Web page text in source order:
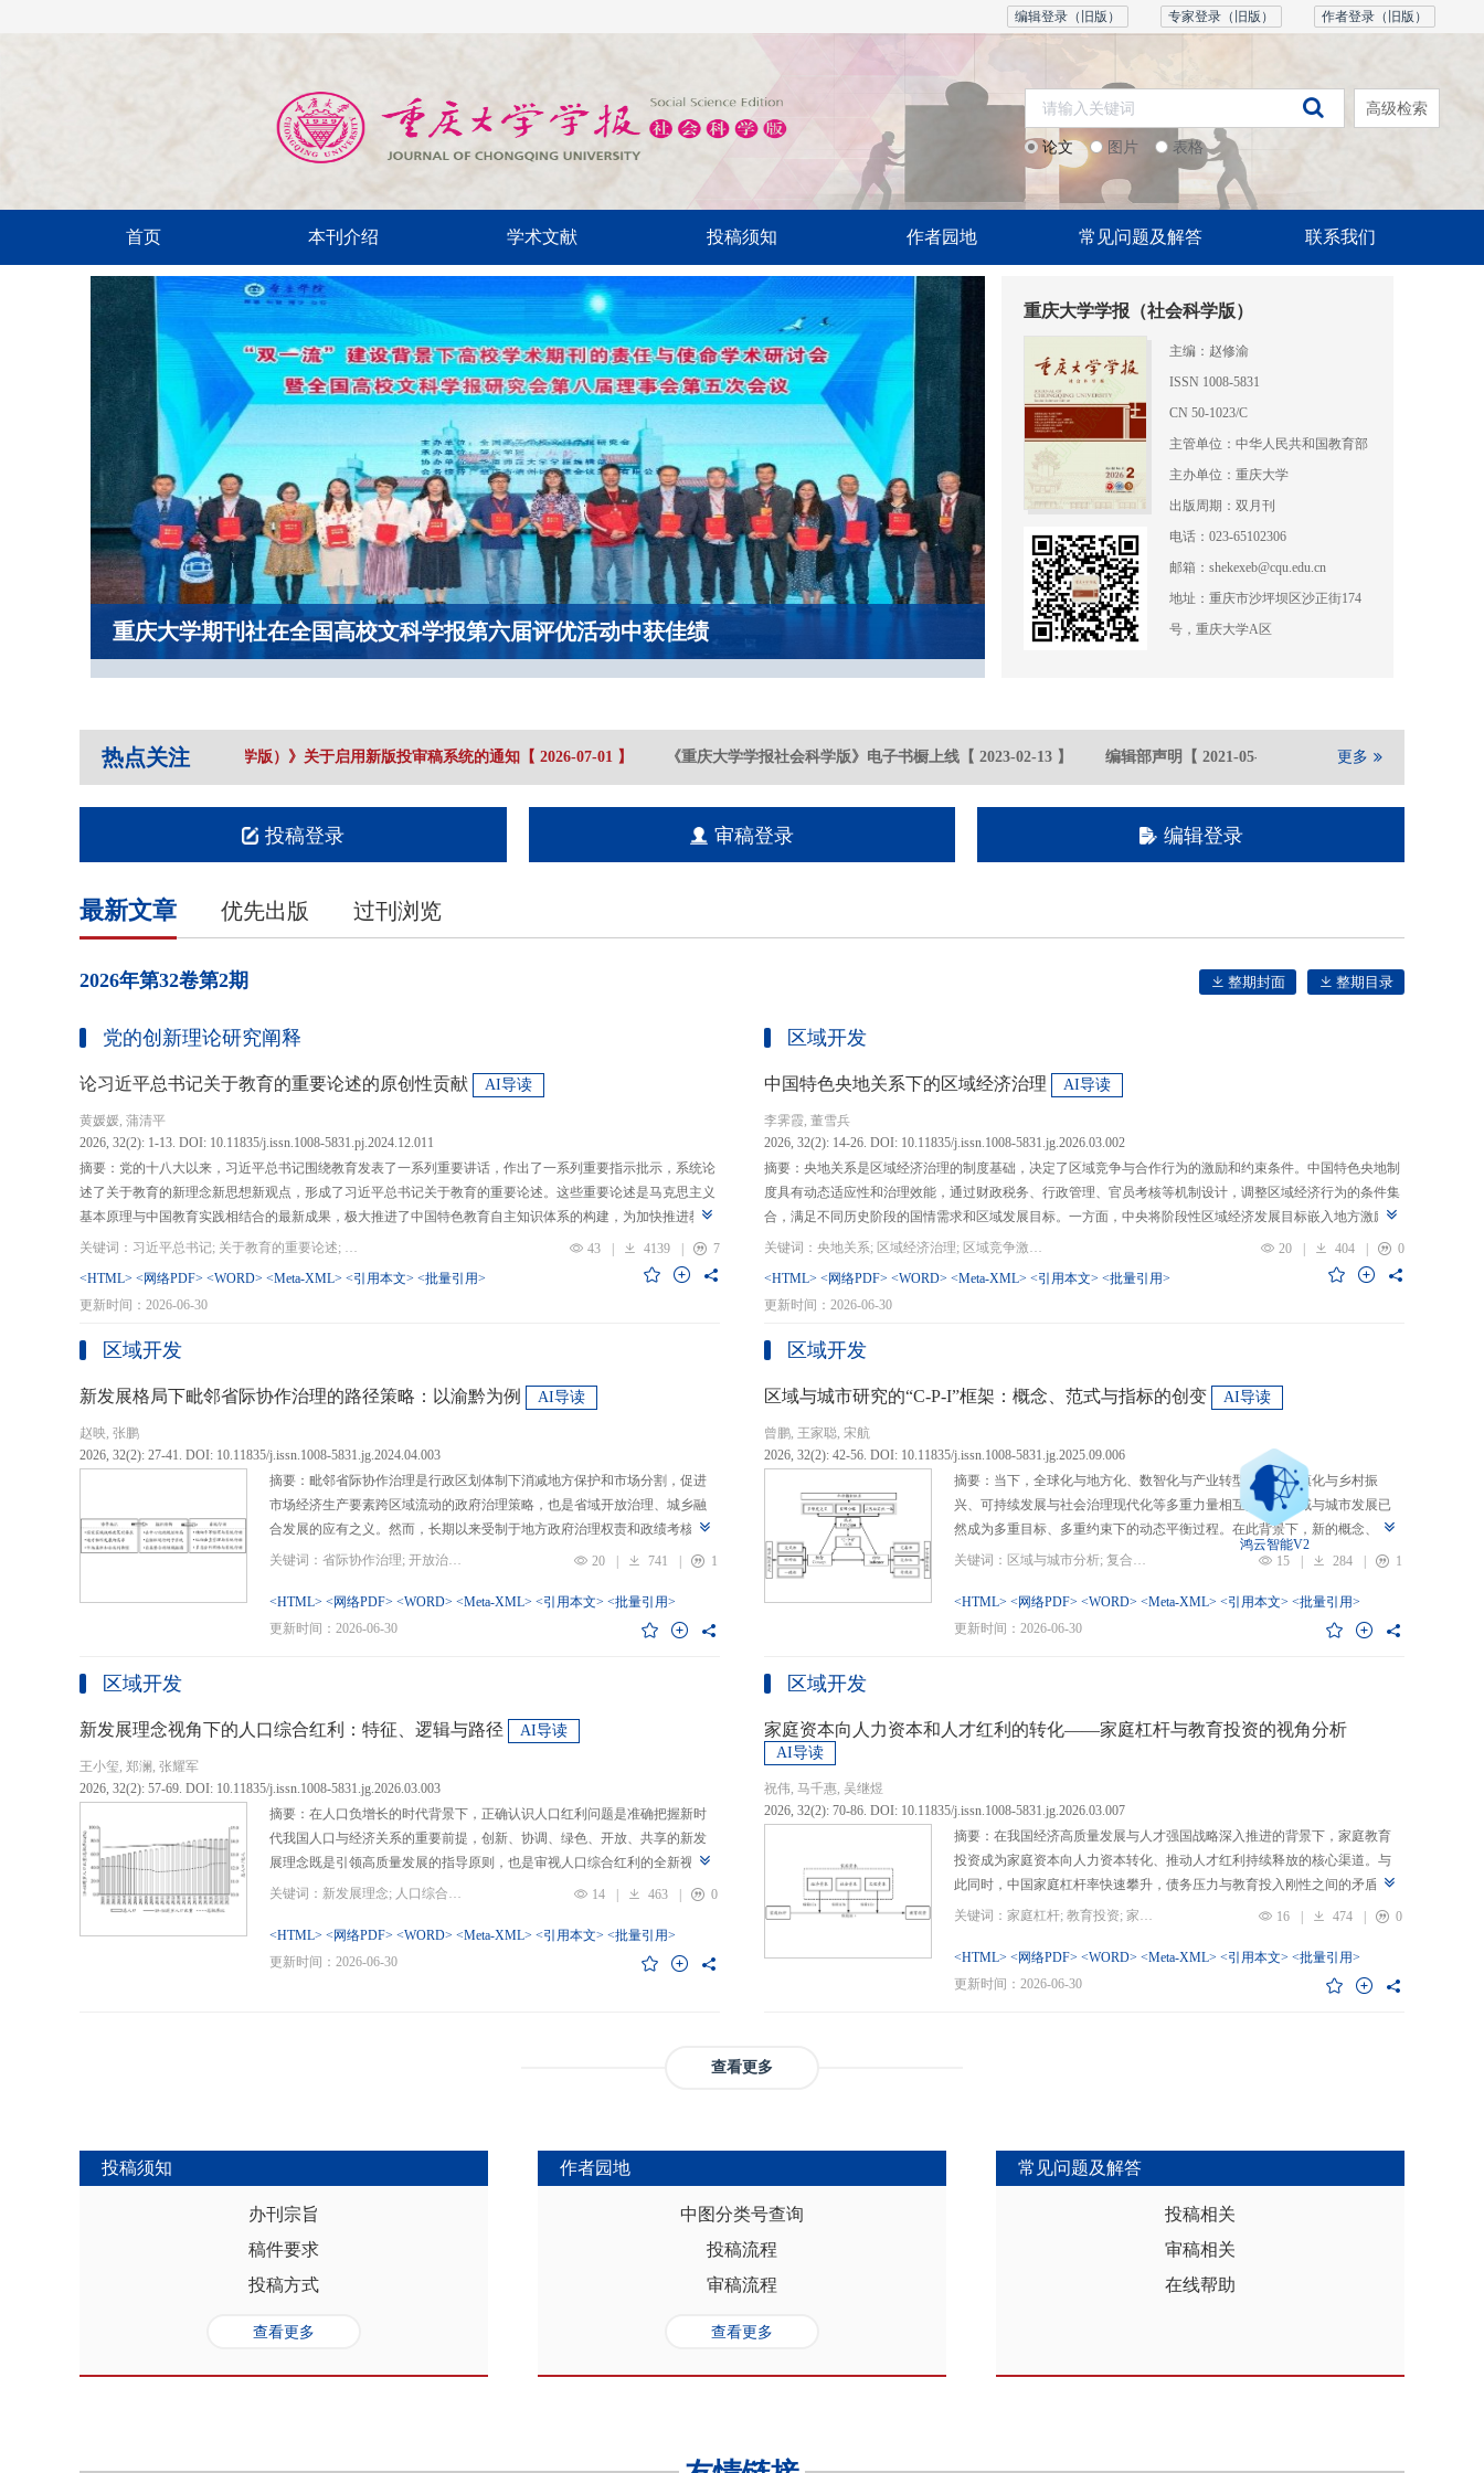
作者登录（旧版）
专家登录（旧版）
编辑登录（旧版）
论文 图片 表格
高级检索
首页 本刊介绍 学术文献 投稿须知 作者园地 常见问题及解答 联系我们
重庆大学期刊社在全国高校文科学报第六届评优活动中获佳绩
重庆大学学报（社会科学版）
主编：赵修渝
ISSN 1008-5831
CN 50-1023/C
主管单位：中华人民共和国教育部
主办单位：重庆大学
出版周期：双月刊
电话：023-65102306
邮箱：shekexeb@cqu.edu.cn
地址：重庆市沙坪坝区沙正街174
号，重庆大学A区
热点关注
《重庆大学学报（社会科学版）》关于启用新版投审稿系统的通知【 2026-07-01】 《重庆大学学报社会科学版》电子书橱上线【 2023-02-13】 编辑部声明【 2021-05-21 重庆大学期刊社在全国
更多
投稿登录 审稿登录 编辑登录
最新文章 优先出版 过刊浏览
2026年第32卷第2期 整期封面 整期目录
党的创新理论研究阐释
论习近平总书记关于教育的重要论述的原创性贡献 AI导读
黄媛媛, 蒲清平
2026, 32(2): 1-13. DOI: 10.11835/j.issn.1008-5831.pj.2024.12.011
摘要：党的十八大以来，习近平总书记围绕教育发表了一系列重要讲话，作出了一系列重要指示批示，系统论
述了关于教育的新理念新思想新观点，形成了习近平总书记关于教育的重要论述。这些重要论述是马克思主义
基本原理与中国教育实践相结合的最新成果，极大推进了中国特色教育自主知识体系的构建，为加快推进教育
现代化、建设教育强国提供了强大思想武器和行动指南，作出了重大原创性贡献。这些原创性贡献主要体现
在：第一，从价值论角度明确了教育在党和国家事业发展全局中的战略定位，从政治价值、经济价值、文化价
值、社会价值、创新价值等五个方面创新性回答了新时代“为什么办教育”的战略问题；第二，从认识论角度赋
予了新时代教育发展的多重内涵，深刻揭示其根本性质、根本保证、根本任务、时代使命、最终目的，创新性
回答了新时代“办什么样的教育”的根本问题；第三，从方法论角度立足基本国情遵循教育规律，提出了深化教
育改革创新的总体思路和战略部署，涵盖教育地位的确立、教育道路的选择、教育动力的激发、教育路径的规
划以及教育主体的培育，创新性回答了新时代“怎么办教育”的实践问题。
关键词：习近平总书记; 关于教育的重要论述; 教育强国; 《论教育》; 教育新质生产力; 教育人工智能 43 | 4139 |
7
<HTML> <网络PDF> <WORD> <Meta-XML> <引用本文> <批量引用>
更新时间：2026-06-30
区域开发
中国特色央地关系下的区域经济治理 AI导读
李霁霞, 董雪兵
2026, 32(2): 14-26. DOI: 10.11835/j.issn.1008-5831.jg.2026.03.002
摘要：央地关系是区域经济治理的制度基础，决定了区域竞争与合作行为的激励和约束条件。中国特色央地制
度具有动态适应性和治理效能，通过财政税务、行政管理、官员考核等机制设计，调整区域经济行为的条件集
合，满足不同历史阶段的国情需求和区域发展目标。一方面，中央将阶段性区域经济发展目标嵌入地方激励机
制，引导区域竞争策略转变，包括竞争标的从“为增长而竞争”转向“为发展而竞争”，支出行为从“重建设、轻民
生”转向“基本公共服务均等化”，发展模式从“地方保护”转向“发挥比较优势”，以区域竞争激励和竞争策略优化
提升区域经济治理效率。另一方面，中央通过对口支援、一体化合作、主体功能区建设等制度安排，在保留区
域竞争激励的同时，降低区域合作成本，提高区域合作收益，形成优势互补、规模效益最大化、外部性内部化
等跨区域合作模式，实现国家治理和区域治理效率的统一。在区域经济格局深刻变革与国内发展目标转型升级
的背景下，区域经济治理面临新形势与新挑战。未来区域经济治理研究应聚焦数字时代区域协调发展、因地制
宜发展新质生产力、构建全国统一大市场等重大现实问题，从新治理主体、新发展目标、新治理工具等维度深
化探索，进一步丰富和完善中国特色区域经济治理理论体系，为新时代区域协调发展与区域高质量发展提供学
理支撑。
关键词：央地关系; 区域经济治理; 区域竞争激励; 跨区域合作 20 | 404 |
0
<HTML> <网络PDF> <WORD> <Meta-XML> <引用本文> <批量引用>
更新时间：2026-06-30
区域开发
新发展格局下毗邻省际协作治理的路径策略：以渝黔为例 AI导读
赵映, 张鹏
2026, 32(2): 27-41. DOI: 10.11835/j.issn.1008-5831.jg.2024.04.003
摘要：毗邻省际协作治理是行政区划体制下消减地方保护和市场分割，促进
市场经济生产要素跨区域流动的政府治理策略，也是省域开放治理、城乡融
合发展的应有之义。然而，长期以来受制于地方政府治理权责和政绩考核的
行政区划界限，以及竞争性发展博弈中日渐固化的地方利益，毗邻省际协作
内需、畅通经济循环、建设全国统一大市场的政策导向，为毗邻省际协作治
理提供了新的机遇，借此探析其路径策略是构建新发展格局的内在要求和重
例，采用半结构化访谈法收集数据资料，探析新发展格局下毗邻省际协作治
理的路径策略。研究表明，毗邻省际协作治理是毗邻省（自治区、直辖市）
达成多向度的系统性治理行动过程。新发展格局下毗邻省际协作治理的路径
策略首先是厘清国家战略政策要求、省际协作发展需要，以及市场主体和民
众期望，凝聚利益相关主体的协作治理共识，明确毗邻省际协作治理是省域
开放治理必须积极作为的必答题。其次，统筹衔接国家战略政策与省域治理
规划，构建去中心化的组织结构总体布局，下好毗邻协作先行示范区创建、
网络协同治理的比较优势和互补功能，牵住“牛鼻子”工程，着重优化开放协作
机制和生态共保联治，促进基础设施和基本公共服务一体化，推动产业链整
关键词：省际协作治理; 开放治理; 行政区划; 统一大市场; 新发展格局 20 | 741 | 1
<HTML> <网络PDF> <WORD> <Meta-XML> <引用本文> <批量引用>
更新时间：2026-06-30
区域开发
区域与城市研究的“C-P-I”框架：概念、范式与指标的创变 AI导读
曾鹏, 王家聪, 宋航
2026, 32(2): 42-56. DOI: 10.11835/j.issn.1008-5831.jg.2025.09.006
摘要：当下，全球化与地方化、数智化与产业转型、新型城镇化与乡村振
兴、可持续发展与社会治理现代化等多重力量相互交织，区域与城市发展已
然成为多重目标、多重约束下的动态平衡过程。在此背景下，新的概念、新
的要求、新的范围不断涌现，形成了以“A视角下的B”“面向A的B”“基于A的B”
而是蕴含了新的目标要求、关系规范或作用范围，代表了对区域与城市复杂
问题的新认知。然而，目前学术界对于这类复杂概念的综合评价研究相对滞
概念内涵关键方面，也缺乏系统检验。对此，文章提出区域与城市研究的“C-
重一致性，即确保概念界定与测量操作的逻辑统一。其次，在指标体系科学
构建上，采用多维交叉原则，深入交叉单元层面进行刻画；层级分解原则，
建立从目的层到场景层、要素层、观测层、指标层和说明层的系统结构；应
然实然一体原则，实现理论理想与现实测量的统一。最后，在具体指标可信
选择上，强调完备性，全面覆盖概念内涵；强调复合性，体现概念的交叉交
架不仅提供了评价复杂概念的工具，更蕴含促进复杂概念发现与再生产的机
制，能够推动区域分析从传统的、相对静态的、单一维度的模式，向更加动
关键词：区域与城市分析; 复合概念; “C-P-I”框架; 指标体系 15 | 284 | 1
<HTML> <网络PDF> <WORD> <Meta-XML> <引用本文> <批量引用>
更新时间：2026-06-30
区域开发
新发展理念视角下的人口综合红利：特征、逻辑与路径 AI导读
王小玺, 郑澜, 张耀军
2026, 32(2): 57-69. DOI: 10.11835/j.issn.1008-5831.jg.2026.03.003
摘要：在人口负增长的时代背景下，正确认识人口红利问题是准确把握新时
代我国人口与经济关系的重要前提，创新、协调、绿色、开放、共享的新发
展理念既是引领高质量发展的指导原则，也是审视人口综合红利的全新视
角。从内涵特征看，新时代的人口综合红利理论是在发展基础、核心理念和
位和发展进程，以人口数量、结构、素质、分布等人口条件为基础，以新发
展理念为导向，通过政策措施的适应性调整从而培育、巩固和收获人口优
中，既要立足当下人口负增长的现实，充分挖掘和利用现有人口条件，也要
放眼未来人口发展趋势，积极挖掘、培育人口结构优化红利、人口素质提升
红利和人口合理分布红利，以相关政策制度的调整完善为路径，引导人口发
展符合创新、协调、绿色、开放、共享的理念需求，积极回应人口发展的趋
势性特征和高质量发展的目标任务，通过进一步完善生育养老政策、推进教
育强国建设、优化城镇格局体系，以人口与经济高质量发展支撑中国式现代
关键词：新发展理念; 人口综合红利; 高质量发展; 人口政策; 中国式现代化 14 | 463 | 0
<HTML> <网络PDF> <WORD> <Meta-XML> <引用本文> <批量引用>
更新时间：2026-06-30
区域开发
家庭资本向人力资本和人才红利的转化——家庭杠杆与教育投资的视角分析
AI导读
祝伟, 马千惠, 吴继煜
2026, 32(2): 70-86. DOI: 10.11835/j.issn.1008-5831.jg.2026.03.007
摘要：在我国经济高质量发展与人才强国战略深入推进的背景下，家庭教育
投资成为家庭资本向人力资本转化、推动人才红利持续释放的核心渠道。与
此同时，中国家庭杠杆率快速攀升，债务压力与教育投入刚性之间的矛盾日
益凸显，二者的互动关系直接关系到人力资本积累效率、教育公平与家庭金
育投资的作用机制，且普遍忽视家庭经济、社会、文化资本的综合调节效应
与多维度异质性特征。基于此，文章利用2017年和2019年中国家庭金融调查
弱，表明资本充裕家庭可依靠自有资源满足教育需求，降低对债务融资的依
赖。第三，异质性分析结果显示，债务多元化水平较低、主要依赖内源融资
以及城镇的家庭在杠杆上升时更倾向于增加更多的教育投资。第四，进一步
讨论后发现，家庭杠杆与教育投资之间存在倒“U”型的非线性关系，当家庭财
务压力较轻时，杠杆上升会促使家庭增加教育投入，但财务负担过重时则导
致教育支出削减，说明适度杠杆可缓解流动性约束并支撑教育投入，而过度
关键词：家庭杠杆; 教育投资; 家庭资本; 家庭债务结构; CHFS 16 | 474 | 0
<HTML> <网络PDF> <WORD> <Meta-XML> <引用本文> <批量引用>
更新时间：2026-06-30
查看更多
投稿须知
办刊宗旨
稿件要求
投稿方式
查看更多
作者园地
中图分类号查询
投稿流程
审稿流程
查看更多
常见问题及解答
投稿相关
审稿相关
在线帮助
鸿云智能V2